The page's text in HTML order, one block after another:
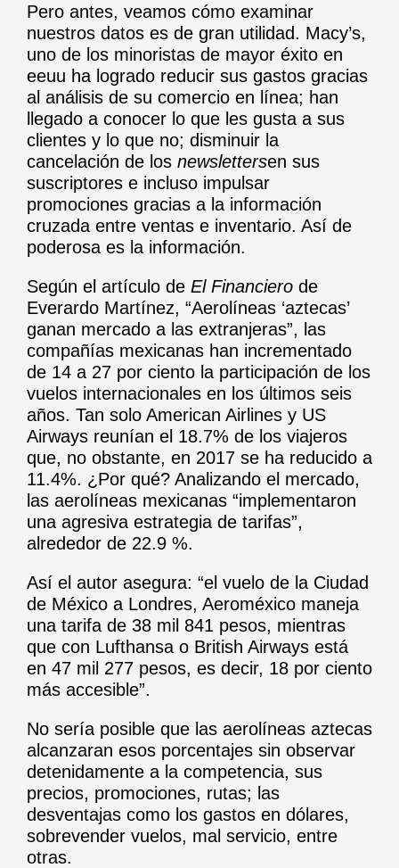
Pero antes, veamos cómo examinar
nuestros datos es de gran utilidad. Macy’s,
uno de los minoristas de mayor éxito en
eeuu ha logrado reducir sus gastos gracias
al análisis de su comercio en línea; han
llegado a conocer lo que les gusta a sus
clientes y lo que no; disminuir la
cancelación de los newslettersen sus
suscriptores e incluso impulsar
promociones gracias a la información
cruzada entre ventas e inventario. Así de
poderosa es la información.
Según el artículo de El Financiero de
Everardo Martínez, “Aerolíneas ‘aztecas’
ganan mercado a las extranjeras”, las
compañías mexicanas han incrementado
de 14 a 27 por ciento la participación de los
vuelos internacionales en los últimos seis
años. Tan solo American Airlines y US
Airways reunían el 18.7% de los viajeros
que, no obstante, en 2017 se ha reducido a
11.4%. ¿Por qué? Analizando el mercado,
las aerolíneas mexicanas “implementaron
una agresiva estrategia de tarifas”,
alrededor de 22.9 %.
Así el autor asegura: “el vuelo de la Ciudad
de México a Londres, Aeroméxico maneja
una tarifa de 38 mil 841 pesos, mientras
que con Lufthansa o British Airways está
en 47 mil 277 pesos, es decir, 18 por ciento
más accesible”.
No sería posible que las aerolíneas aztecas
alcanzaran esos porcentajes sin observar
detenidamente a la competencia, sus
precios, promociones, rutas; las
desventajas como los gastos en dólares,
sobrevender vuelos, mal servicio, entre
otras.